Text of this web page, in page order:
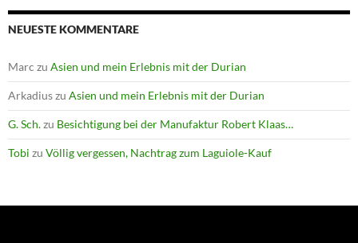
NEUESTE KOMMENTARE
Marc zu Asien und mein Erlebnis mit der Durian
Arkadiuszu Asien und mein Erlebnis mit der Durian
G. Sch.zu Besichtigung bei der Manufaktur Robert Klaas…
Tobi zu Völlig vergessen, Nachtrag zum Laguiole-Kauf